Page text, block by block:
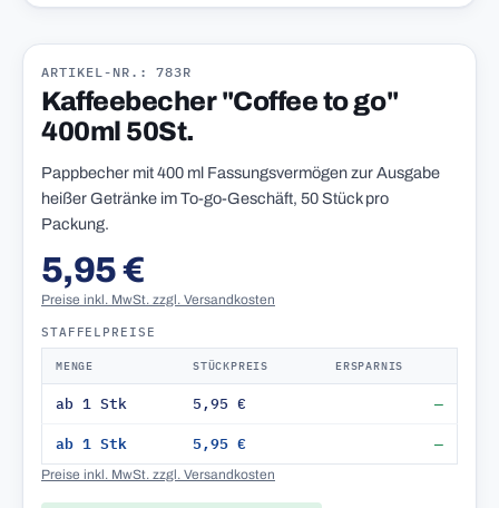
ARTIKEL-NR.: 783R
Kaffeebecher "Coffee to go"
400ml 50St.
Pappbecher mit 400 ml Fassungsvermögen zur Ausgabe
heißer Getränke im To-go-Geschäft, 50 Stück pro
Packung.
5,95 €
Preise inkl. MwSt. zzgl. Versandkosten
STAFFELPREISE
MENGE STÜCKPREIS ERSPARNIS
ab 1 Stk 5,95 € —
ab 1 Stk 5,95 € —
Preise inkl. MwSt. zzgl. Versandkosten